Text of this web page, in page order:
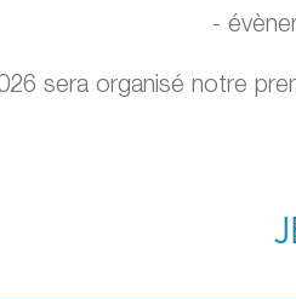
-
sera organisé notre